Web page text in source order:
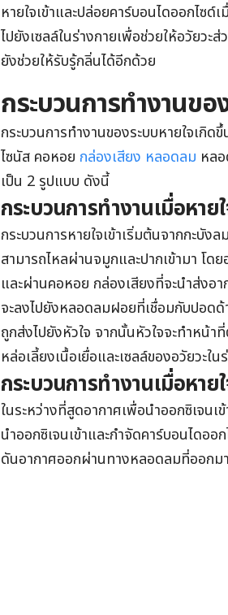
หายใจเข้าและปล่อยคาร์บอนไดออกไซด์
ไปยังเซลล์ในร่างกายเพื่อช่วยให้อวัยว
ยังช่วยให้รับรู้กลิ่นได้อีกด้วย
กระบวนการทำงานขอ
กระบวนการทำงานของระบบหายใจเกิ
ไซนัส คอหอย กล่องเสียง หลอดลม หล
เป็น 2 รูปแบบ ดังนี้
กระบวนการทำงานเมื่อหายใ
กระบวนการหายใจเข้าเริ่มต้นจากกะบัง
สามารถไหลผ่านจมูกและปากเข้ามา โ
และผ่านคอหอย กล่องเสียงที่จะนำส่งอ
จะลงไปยังหลอดลมฝอยที่เชื่อมกับปอดด้
ถูกส่งไปยังหัวใจ จากนั้นหัวใจจะทำหน้
หล่อเลี้ยงเนื้อเยื่อและเซลล์ของอวัยวะใน
กระบวนการทำงานเมื่อหาย
ในระหว่างที่สูดอากาศเพื่อนำออกซิเจน
นำออกซิเจนเข้าและกำจัดคาร์บอนไดอ
ดันอากาศออกผ่านทางหลอดลมที่ออกม